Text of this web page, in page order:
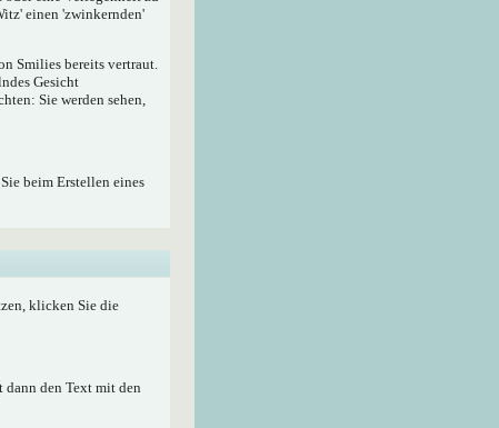
einen 'zwinkernden'
Smilies bereits vertraut.
Gesicht
Sie werden sehen,
beim Erstellen eines
klicken Sie die
den Text mit den